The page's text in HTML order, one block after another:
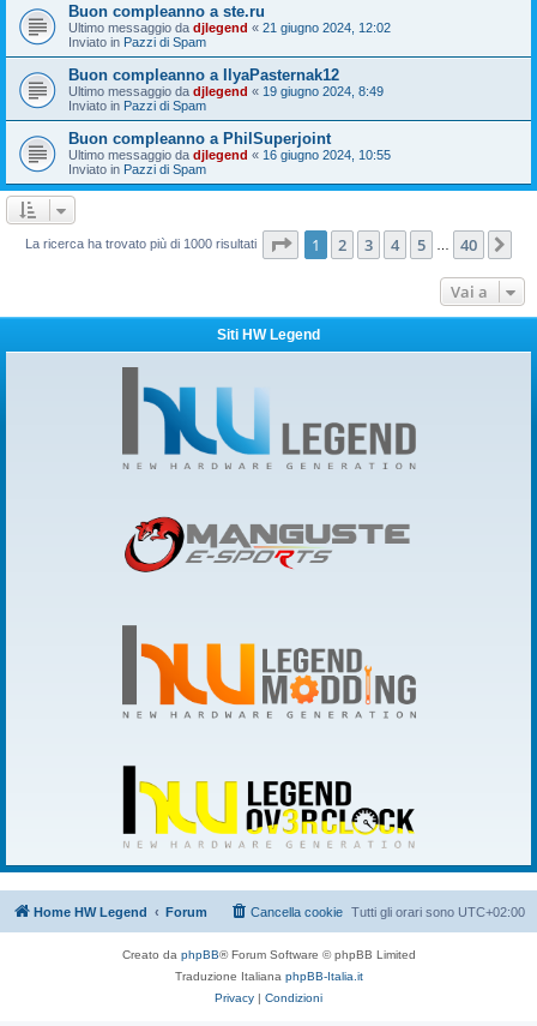
Buon compleanno a ste.ru
Ultimo messaggio da djlegend « 21 giugno 2024, 12:02
Inviato in Pazzi di Spam
Buon compleanno a IlyaPasternak12
Ultimo messaggio da djlegend « 19 giugno 2024, 8:49
Inviato in Pazzi di Spam
Buon compleanno a PhilSuperjoint
Ultimo messaggio da djlegend « 16 giugno 2024, 10:55
Inviato in Pazzi di Spam
La ricerca ha trovato più di 1000 risultati Pagina di 40
1 2 3 4 5 40
Vai a
Siti HW Legend
Home HW Legend Forum Tutti gli orari sono UTC+02:00
Cancella cookie
Creato da phpBB® Forum Software © phpBB Limited
Traduzione Italiana phpBB-Italia.it
Privacy | Condizioni